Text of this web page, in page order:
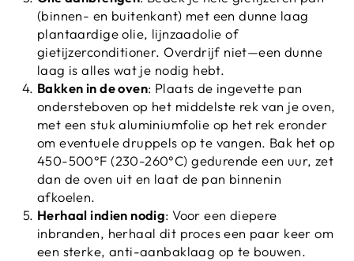
(binnen- en buitenkant) met een dunne laag
plantaardige olie, lijnzaadolie of
gietijzerconditioner. Overdrijf niet—een dunne
laag is alles wat je nodig hebt.
Bakken in de oven: Plaats de ingevette pan
ondersteboven op het middelste rek van je oven,
met een stuk aluminiumfolie op het rek eronder
om eventuele druppels op te vangen. Bak het op
450-500°F (230-260°C) gedurende een uur, zet
dan de oven uit en laat de pan binnenin
afkoelen.
Herhaal indien nodig: Voor een diepere
inbranden, herhaal dit proces een paar keer om
een sterke, anti-aanbaklaag op te bouwen.